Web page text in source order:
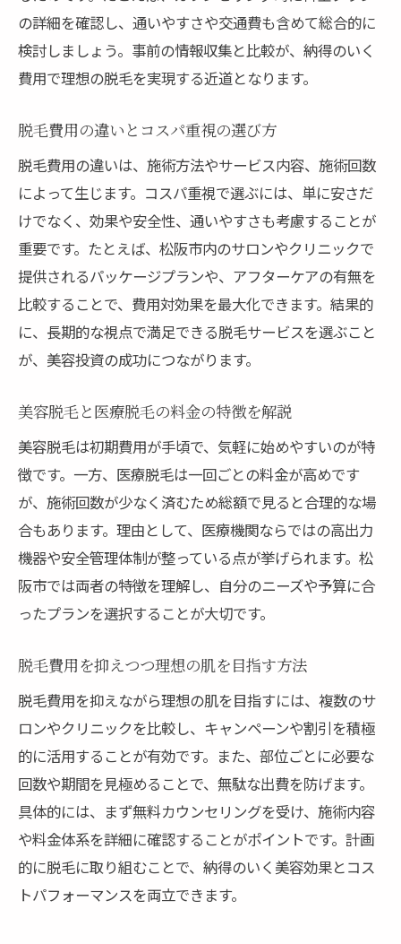
の詳細を確認し、通いやすさや交通費も含めて総合的に
検討しましょう。事前の情報収集と比較が、納得のいく
費用で理想の脱毛を実現する近道となります。
脱毛費用の違いとコスパ重視の選び方
脱毛費用の違いは、施術方法やサービス内容、施術回数
によって生じます。コスパ重視で選ぶには、単に安さだ
けでなく、効果や安全性、通いやすさも考慮することが
重要です。たとえば、松阪市内のサロンやクリニックで
提供されるパッケージプランや、アフターケアの有無を
比較することで、費用対効果を最大化できます。結果的
に、長期的な視点で満足できる脱毛サービスを選ぶこと
が、美容投資の成功につながります。
美容脱毛と医療脱毛の料金の特徴を解説
美容脱毛は初期費用が手頃で、気軽に始めやすいのが特
徴です。一方、医療脱毛は一回ごとの料金が高めです
が、施術回数が少なく済むため総額で見ると合理的な場
合もあります。理由として、医療機関ならではの高出力
機器や安全管理体制が整っている点が挙げられます。松
阪市では両者の特徴を理解し、自分のニーズや予算に合
ったプランを選択することが大切です。
脱毛費用を抑えつつ理想の肌を目指す方法
脱毛費用を抑えながら理想の肌を目指すには、複数のサ
ロンやクリニックを比較し、キャンペーンや割引を積極
的に活用することが有効です。また、部位ごとに必要な
回数や期間を見極めることで、無駄な出費を防げます。
具体的には、まず無料カウンセリングを受け、施術内容
や料金体系を詳細に確認することがポイントです。計画
的に脱毛に取り組むことで、納得のいく美容効果とコス
トパフォーマンスを両立できます。